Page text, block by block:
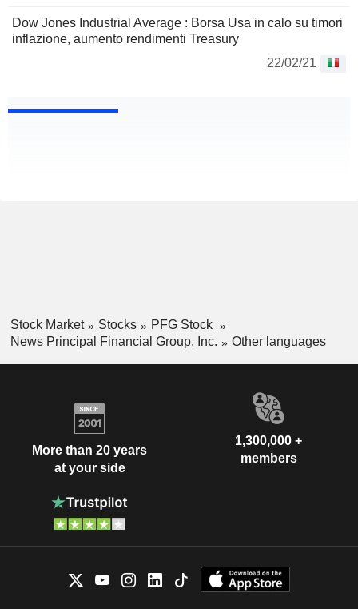
Dow Jones Industrial Average : Borsa Usa in calo su timori
inflazione, aumento rendimenti Treasury
22/02/21
Stock Market Stocks
PFG Stock
News Principal Financial Group, Inc.
Other languages
More than 20 years
at your side
1,300,000 +
members